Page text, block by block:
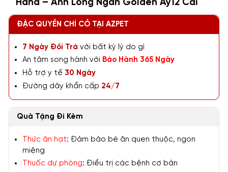
Hana – Anh Lông Ngắn Golden Ay12 Cái
ĐẶC QUYỀN CHỈ CÓ TẠI AZPET
7 Ngày Đổi Trả với bất kỳ lý do gì
An tâm song hành với Bảo Hành 365 Ngày
Hỗ trợ y tế 30 Ngày
Đường dây khẩn cấp 24/7
Quà Tặng Đi Kèm
Thức ăn hạt: Đảm bảo bé ăn quen thuộc, ngon
miệng
Thuốc dự phòng: Điều trị các bệnh cơ bản